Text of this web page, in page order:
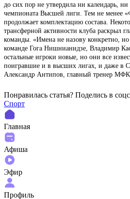
до сих пор не утвердила ни календарь, ни
чемпионата Высшей лиги. Тем не менее
продолжает комплектацию состава.
трансферной активности клуба раскрыл
команды. «Имена не назову конкретно, но
команде Гога Нишнианидзе, Владимир
остальные игроки новые, но они все
поигравшие и в высших лигах, и даже в
Александр Антипов, главный тренер МФК
Понравилась статья? Поделиcь в
Спорт
Главная
Афиша
Эфир
Профиль